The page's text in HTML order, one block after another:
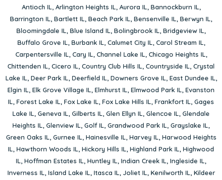
Antioch IL, Arlington Heights IL, Aurora IL, Bannockburn IL,
Barrington IL, Bartlett IL, Beach Park IL, Bensenville IL, Berwyn IL,
Bloomingdale IL, Blue Island IL, Bolingbrook IL, Bridgeview IL,
Buffalo Grove IL, Burbank IL, Calumet City IL, Carol Stream IL,
Carpentersville IL, Cary IL, Channel Lake IL, Chicago Heights IL,
Chittenden IL, Cicero IL, Country Club Hills IL, Countryside IL, Crystal
Lake IL, Deer Park IL, Deerfield IL, Downers Grove IL, East Dundee IL,
Elgin IL, Elk Grove Village IL, Elmhurst IL, Elmwood Park IL, Evanston
IL, Forest Lake IL, Fox Lake IL, Fox Lake Hills IL, Frankfort IL, Gages
Lake IL, Geneva IL, Gilberts IL, Glen Ellyn IL, Glencoe IL, Glendale
Heights IL, Glenview IL, Golf IL, Grandwood Park IL, Grayslake IL,
Green Oaks IL, Gurnee IL, Hainesville IL, Harvey IL, Harwood Heights
IL, Hawthorn Woods IL, Hickory Hills IL, Highland Park IL, Highwood
IL, Hoffman Estates IL, Huntley IL, Indian Creek IL, Ingleside IL,
Inverness IL, Island Lake IL, Itasca IL, Joliet IL, Kenilworth IL, Kildeer